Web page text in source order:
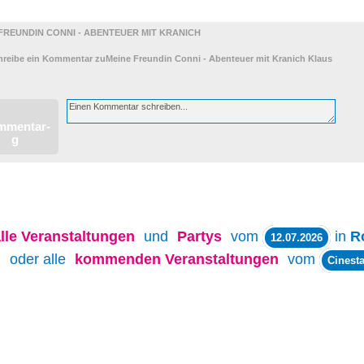
CONNI - ABENTEUER MIT KRANICH
Veranstaltungen und Partys vom 12.07.2026 in
oder alle
kommenden Veranstaltungen vom